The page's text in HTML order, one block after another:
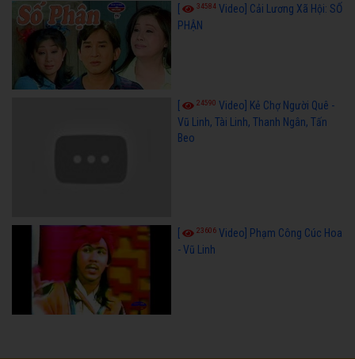
[ 34584 Video] Cải Lương Xã Hội: SỐ
PHẬN
24590 Video] Kẻ Chợ Người Quê -
Vũ Linh, Tài Linh, Thanh Ngân, Tấn
Beo
23606 Video] Phạm Công Cúc Hoa
- Vũ Linh